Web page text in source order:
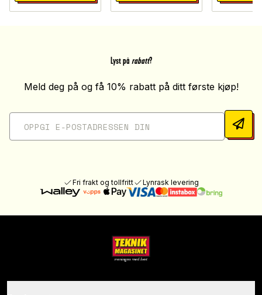
Lyst på rabatt?
Meld deg på og få 10% rabatt på ditt første kjøp!
Fri frakt og tollfritt Lynrask levering